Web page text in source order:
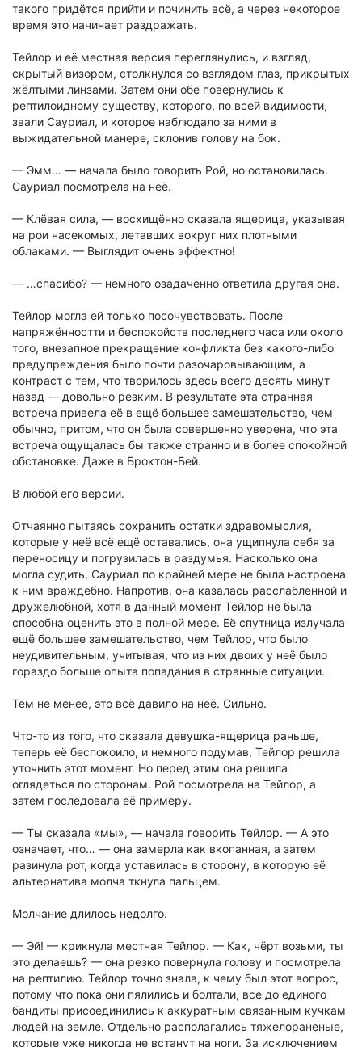
такого придётся прийти и починить всё, а через некоторое
время это начинает раздражать.
Тейлор и её местная версия переглянулись, и взгляд,
скрытый визором, столкнулся со взглядом глаз, прикрытых
жёлтыми линзами. Затем они обе повернулись к
рептилоидному существу, которого, по всей видимости,
звали Сауриал, и которое наблюдало за ними в
выжидательной манере, склонив голову на бок.
— Эмм… — начала было говорить Рой, но остановилась.
Сауриал посмотрела на неё.
— Клёвая сила, — восхищённо сказала ящерица, указывая
на рои насекомых, летавших вокруг них плотными
облаками. — Выглядит очень эффектно!
— …спасибо? — немного озадаченно ответила другая она.
Тейлор могла ей только посочувствовать. После
напряжённостти и беспокойств последнего часа или около
того, внезапное прекращение конфликта без какого-либо
предупреждения было почти разочаровывающим, а
контраст с тем, что творилось здесь всего десять минут
назад — довольно резким. В результате эта странная
встреча привела её в ещё большее замешательство, чем
обычно, притом, что он была совершенно уверена, что эта
встреча ощущалась бы также странно и в более спокойной
обстановке. Даже в Броктон-Бей.
В любой его версии.
Отчаянно пытаясь сохранить остатки здравомыслия,
которые у неё всё ещё оставались, она ущипнула себя за
переносицу и погрузилась в раздумья. Насколько она
могла судить, Сауриал по крайней мере не была настроена
к ним враждебно. Напротив, она казалась расслабленной и
дружелюбной, хотя в данный момент Тейлор не была
способна оценить это в полной мере. Её спутница излучала
ещё большее замешательство, чем Тейлор, что было
неудивительным, учитывая, что из них двоих у неё было
гораздо больше опыта попадания в странные ситуации.
Тем не менее, это всё давило на неё. Сильно.
Что-то из того, что сказала девушка-ящерица раньше,
теперь её беспокоило, и немного подумав, Тейлор решила
уточнить этот момент. Но перед этим она решила
оглядеться по сторонам. Рой посмотрела на Тейлор, а
затем последовала её примеру.
— Ты сказала «мы», — начала говорить Тейлор. — А это
означает, что… — она замерла как вкопанная, а затем
разинула рот, когда уставилась в сторону, в которую её
альтернатива молча ткнула пальцем.
Молчание длилось недолго.
— Эй! — крикнула местная Тейлор. — Как, чёрт возьми, ты
это делаешь? — она резко повернула голову и посмотрела
на рептилию. Тейлор точно знала, к чему был этот вопрос,
потому что пока они пялились и болтали, все до единого
бандиты присоединились к аккуратным связанным кучкам
людей на земле. Отдельно располагались тяжелораненые,
которые уже никогда не встанут на ноги. За исключением